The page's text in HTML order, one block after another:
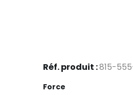
Réf. produit :815-
Sélectionnez
Force